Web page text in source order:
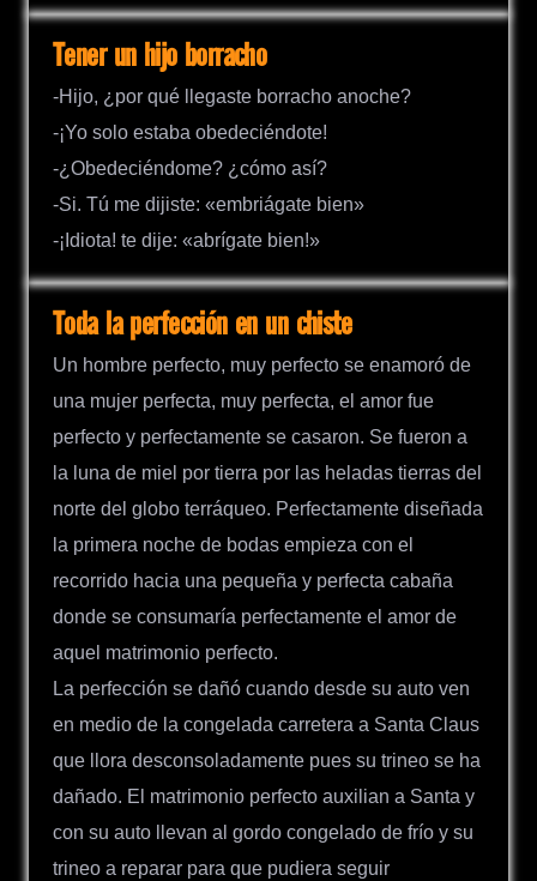
Tener un hijo borracho
-Hijo, ¿por qué llegaste borracho anoche?
-¡Yo solo estaba obedeciéndote!
-¿Obedeciéndome? ¿cómo así?
-Si. Tú me dijiste: «embriágate bien»
-¡Idiota! te dije: «abrígate bien!»
Toda la perfección en un chiste
Un hombre perfecto, muy perfecto se enamoró de
una mujer perfecta, muy perfecta, el amor fue
perfecto y perfectamente se casaron. Se fueron a
la luna de miel por tierra por las heladas tierras del
norte del globo terráqueo. Perfectamente diseñada
la primera noche de bodas empieza con el
recorrido hacia una pequeña y perfecta cabaña
donde se consumaría perfectamente el amor de
aquel matrimonio perfecto.
La perfección se dañó cuando desde su auto ven
en medio de la congelada carretera a Santa Claus
que llora desconsoladamente pues su trineo se ha
dañado. El matrimonio perfecto auxilian a Santa y
con su auto llevan al gordo congelado de frío y su
trineo a reparar para que pudiera seguir